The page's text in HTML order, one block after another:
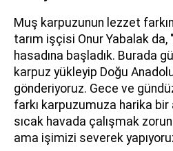
Muş karpuzunun lezzet
tarım işçisi Onur Yabalak da,
hasadına başladık. Burada
karpuz yükleyip Doğu
gönderiyoruz. Gece ve
farkı karpuzumuza harika bir
sıcak havada çalışmak
ama işimizi severek